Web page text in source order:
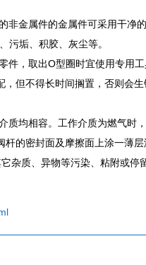
金属件的金属件可采用干净
污垢、积胶、灰尘等。
，取出O型圈时宜使用专用工
但不得长时间搁置，否则会生
均相容。工作介质为燃气时
的密封面及摩擦面上涂一薄层
质、异物等污染、粘附或停